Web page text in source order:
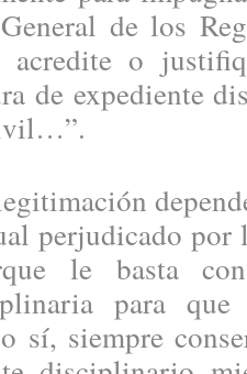
de los
acredite o
de expediente
perjudicado por
le basta
para
sí, siempre